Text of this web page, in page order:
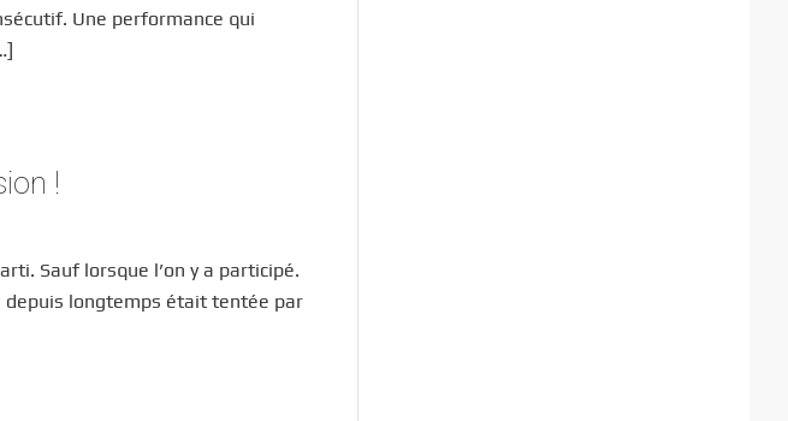
Une performance qui
!
Sauf lorsque l’on y a participé.
depuis longtemps était tentée par